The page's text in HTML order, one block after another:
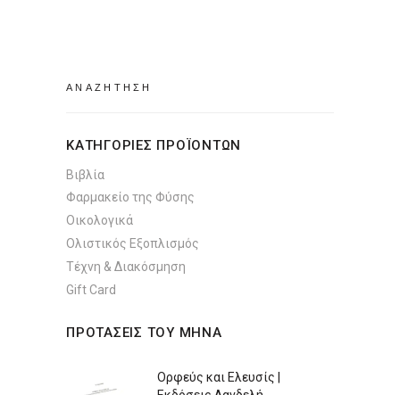
ΚΑΤΗΓΟΡΙΕΣ ΠΡΟΪΟΝΤΩΝ
Βιβλία
Φαρμακείο της Φύσης
Οικολογικά
Ολιστικός Εξοπλισμός
Τέχνη & Διακόσμηση
Gift Card
ΠΡΟΤΑΣΕΙΣ ΤΟΥ ΜΗΝΑ
Ορφεύς και Ελευσίς |